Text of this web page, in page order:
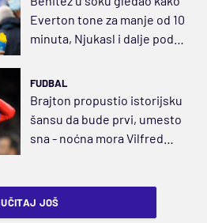
Everton tone za manje od 10
minuta, Njukasl i dalje pod
FUDBAL
Brajton propustio istorijsku
šansu da bude prvi, umesto
sna - noćna mora Vilfred
UČITAJ JOŠ